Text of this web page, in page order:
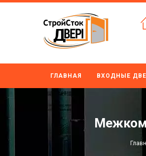
ГЛАВНАЯ ВХОДНЫЕ